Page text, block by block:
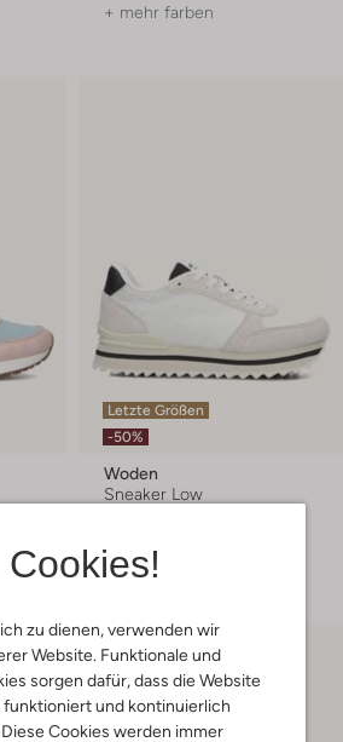
Cookies!
zu dienen, verwenden wir
Website. Funktionale und
sorgen dafür, dass die Website
und kontinuierlich
Cookies werden immer
+ mehr farben
Letzte Größen
-50%
Woden
Sneaker Low
+ mehr farben